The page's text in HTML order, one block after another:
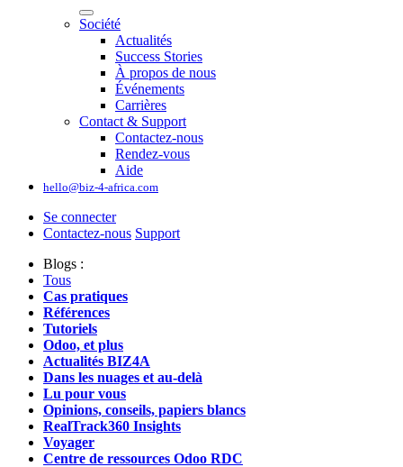
Société
Actualités
Success Stories
À propos de nous
Événements
Carrières
Contact & Support
Contactez-nous
Rendez-vous
Aide
hello@biz-4-africa.com
Se connecter
Contactez-nous Support
Blogs :
Tous
Cas pratiques
Références
Tutoriels
Odoo, et plus
Actualités BIZ4A
Dans les nuages et au-delà
Lu pour vous
Opinions, conseils, papiers blancs
RealTrack360 Insights
Voyager
Centre de ressources Odoo RDC